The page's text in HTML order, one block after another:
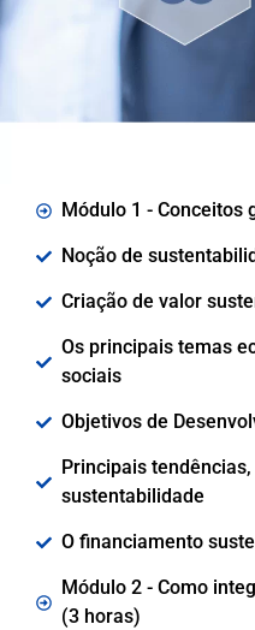
Módulo 1 - Conceitos
Noção de
Criação de valor
Os principais temas
sociais
Objetivos de
Principais
sustentabilidade
O financiamento
Módulo 2 - Como
(3 horas)